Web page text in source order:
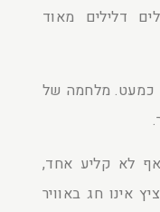
דלילים מאוד
כמעט. מלחמה של
לא קליע אחד,
אינו חג באוויר